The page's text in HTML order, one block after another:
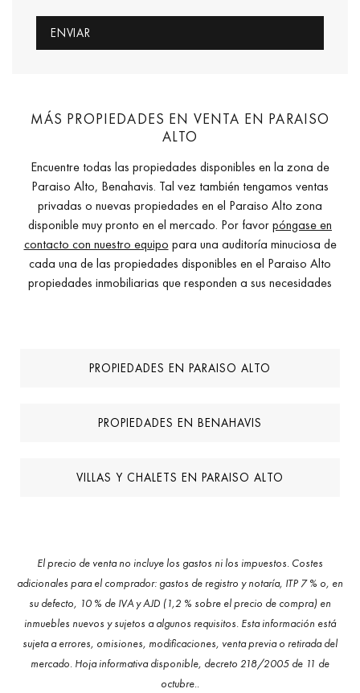
MÁS PROPIEDADES EN VENTA EN PARAISO
ALTO
Encuentre todas las propiedades disponibles en la zona de
Paraiso Alto, Benahavis. Tal vez también tengamos ventas
privadas o nuevas propiedades en el Paraiso Alto zona
disponible muy pronto en el mercado. Por favorpóngase en
contacto con nuestro equipo para una auditoría minuciosa de
cada una de las propiedades disponibles en el Paraiso Alto
propiedades inmobiliarias que responden a sus necesidades
PROPIEDADES EN PARAISO ALTO
PROPIEDADES EN BENAHAVIS
VILLAS Y CHALETS EN PARAISO ALTO
El precio de venta no incluye los gastos ni los impuestos. Costes
adicionales para el comprador: gastos de registro y notaría, ITP 7 % o, en
su defecto, 10 % de IVA y AJD (1,2 % sobre el precio de compra) en
inmuebles nuevos y sujetos a algunos requisitos. Esta información está
sujeta a errores, omisiones, modificaciones, venta previa o retirada del
mercado. Hoja informativa disponible, decreto 218/2005 de 11 de
octubre..